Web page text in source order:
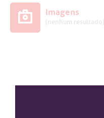
Imagens
(nenhum resultado)